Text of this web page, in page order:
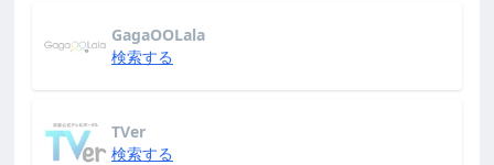
GagaOOLala
検索する
TVer
検索する